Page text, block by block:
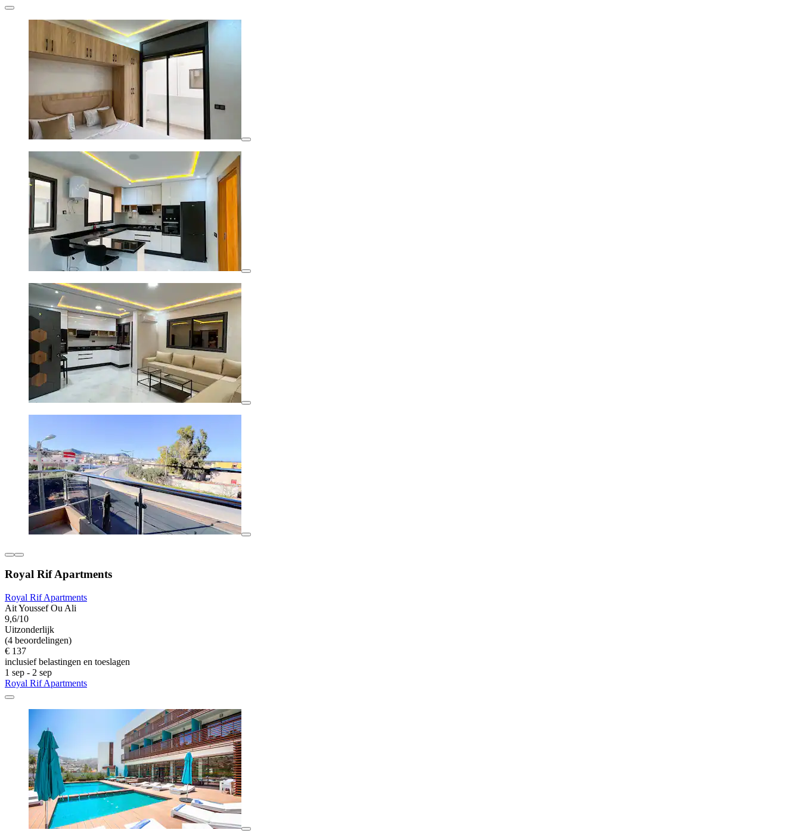
Royal Rif Apartments
Royal Rif Apartments
Ait Youssef Ou Ali
9,6/10
Uitzonderlijk
(4 beoordelingen)
€ 137
inclusief belastingen en toeslagen
1 sep - 2 sep
Royal Rif Apartments